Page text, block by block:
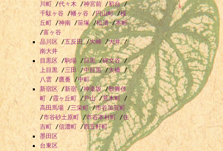
川町 /代々木 /神宮前 /初台/
千駄ヶ谷 /幡ヶ谷/円山町/桜
丘町 /神南 /笹塚/松濤/本町
/富ヶ谷
品川区 /五反田/大崎 /大井/
南大井
目黒区/駒場 /目黒/碑文谷/
上目黒 /三田 /中目黒/大橋/
八雲 /鷹番 /中町
新宿区 /新宿/神楽坂/歌舞伎
町 /霞ヶ丘町/戸山/荒木町 /
高田馬場 /三栄町/市谷加賀町
/市谷砂土原町 /市谷本村町 /住
吉町 /信濃町 /西五軒町
墨田区
台東区